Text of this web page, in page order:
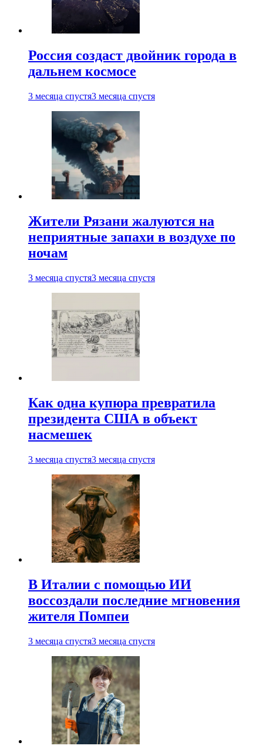
Россия создаст двойник города в
дальнем космосе
3 месяца спустя3 месяца спустя
Жители Рязани жалуются на
неприятные запахи в воздухе по
ночам
3 месяца спустя3 месяца спустя
Как одна купюра превратила
президента США в объект
насмешек
3 месяца спустя3 месяца спустя
В Италии с помощью ИИ
воссоздали последние мгновения
жителя Помпеи
3 месяца спустя3 месяца спустя